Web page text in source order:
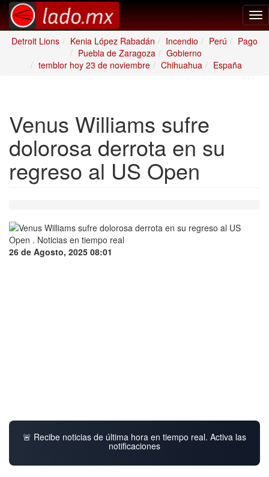
Detroit Lions
Kenia López Rabadán Incendio Perú
Pago
Puebla de Zaragoza
Gobierno
temblor hoy 23 de noviembre
Chihuahua España
Venus Williams sufre
dolorosa derrota en su
regreso al US Open
26 de Agosto, 2025 08:01
🚨 Recibe noticias de última hora en tiempo real. Activa las
notificaciones